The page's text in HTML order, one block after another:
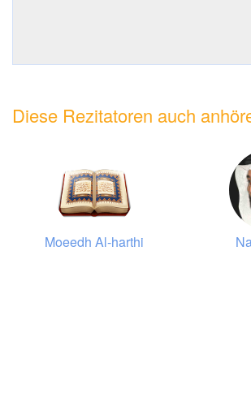
Diese Rezitatoren auch
Moeedh Al-harthi